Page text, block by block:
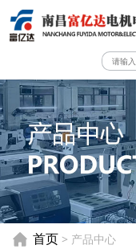
首页 > 产品中心